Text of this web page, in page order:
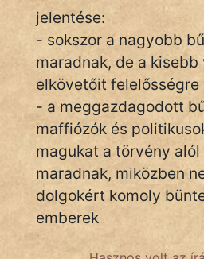
Tréfás
IRODALOM
SZÓLÁS
És
KÖZMONDÁS
PSZICHO
jelentése:
- sokszor a nagyobb
maradnak, de a
elkövetőit felelősségre
- a meggazdagodott
maffiózók és
magukat a törvény
maradnak, miközben
dolgokért komoly
emberek